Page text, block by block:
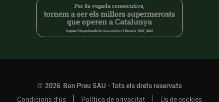
© 2026 Bon Preu SAU - Tots els drets reservats
Condicions d’ús
Política de privacitat Ús de cookies